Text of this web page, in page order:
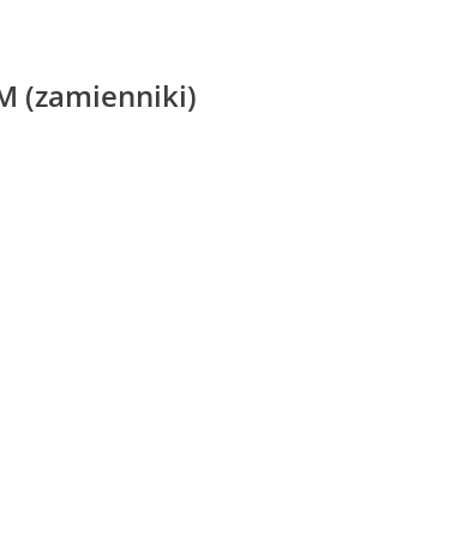
(zamienniki)